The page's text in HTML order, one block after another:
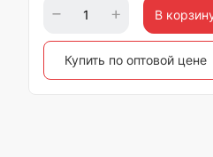
В
Купить по оптовой цене